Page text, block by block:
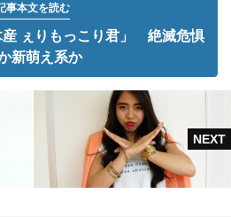
事本文を読む
産 ぇりもっこり君」 絶滅危惧
新萌え系か